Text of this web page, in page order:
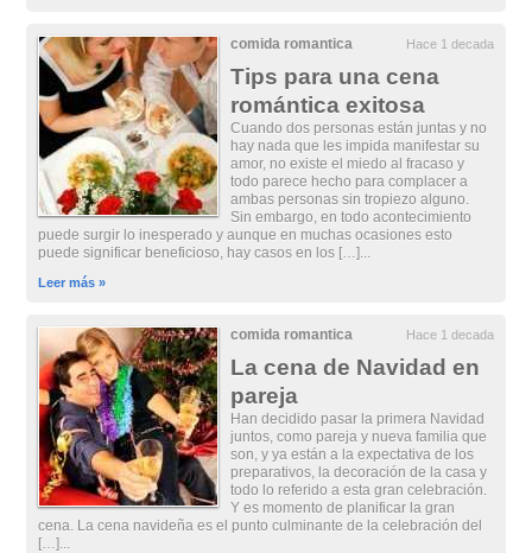
comida romantica Hace 1 decada
Tips para una cena
romántica exitosa
Cuando dos personas están juntas y no
hay nada que les impida manifestar su
amor, no existe el miedo al fracaso y
todo parece hecho para complacer a
ambas personas sin tropiezo alguno.
Sin embargo, en todo acontecimiento
puede surgir lo inesperado y aunque en muchas ocasiones esto
puede significar beneficioso, hay casos en los […]...
Leer más »
comida romantica Hace 1 decada
La cena de Navidad en
pareja
Han decidido pasar la primera Navidad
juntos, como pareja y nueva familia que
son, y ya están a la expectativa de los
preparativos, la decoración de la casa y
todo lo referido a esta gran celebración.
Y es momento de planificar la gran
cena. La cena navideña es el punto culminante de la celebración del
[…]...